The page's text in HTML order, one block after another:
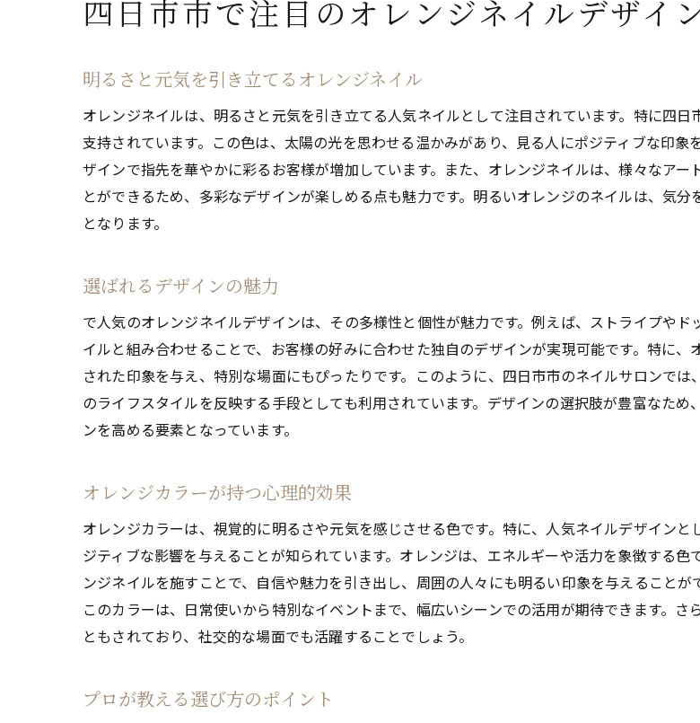
人気ネイルで指先に活気をオレンジカラー
プロが語るオレンジネイルの選び方
四日市市でのトレンドをチェック
デザインに込めたメッセージ
季節のイベントにぴったりのネイルア
指先から楽しむ四日市市の風景
オレンジカラーで表現する季節の移ろい
四日市市の四季を映すネイルデザイン
人気デザインとその背景
四日市市でのおしゃれなネイル選び
プロがすすめるデザインアレンジ
オレンジネイルで差をつけるポイント
オレンジネイルで個性を表現四日市市小山
四日市市で注目のオレンジネイルデザイ
明るさと元気を引き立てるオレンジネイル
オレンジネイルは、明るさと元気を引き立てる人気ネイルとして注目されています。特に四
支持されています。この色は、太陽の光を思わせる温かみがあり、見る人にポジティブな印
ザインで指先を華やかに彩るお客様が増加しています。また、オレンジネイルは、様々なア
とができるため、多彩なデザインが楽しめる点も魅力です。明るいオレンジのネイルは、気
となります。
選ばれるデザインの魅力
で人気のオレンジネイルデザインは、その多様性と個性が魅力です。例えば、ストライプや
イルと組み合わせることで、お客様の好みに合わせた独自のデザインが実現可能です。特に
された印象を与え、特別な場面にもぴったりです。このように、四日市市のネイルサロンで
のライフスタイルを反映する手段としても利用されています。デザインの選択肢が豊富なた
ンを高める要素となっています。
オレンジカラーが持つ心理的効果
オレンジカラーは、視覚的に明るさや元気を感じさせる色です。特に、人気ネイルデザイン
ジティブな影響を与えることが知られています。オレンジは、エネルギーや活力を象徴する
ンジネイルを施すことで、自信や魅力を引き出し、周囲の人々にも明るい印象を与えること
このカラーは、日常使いから特別なイベントまで、幅広いシーンでの活用が期待できます。
ともされており、社交的な場面でも活躍することでしょう。
プロが教える選び方のポイント